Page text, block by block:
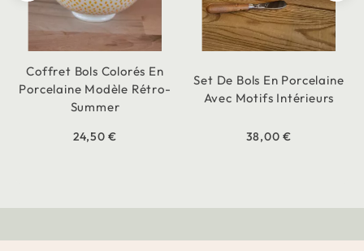
Coffret Bols Colorés En
Porcelaine Modèle Rétro-
Summer
24,50 €
Set De Bols En Porcelaine
Avec Motifs Intérieurs
38,00 €